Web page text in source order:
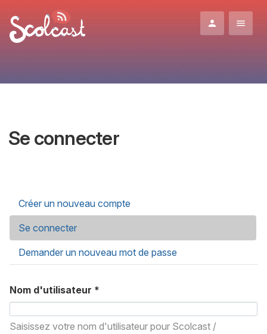
Se connecter
Onglets principaux
Créer un nouveau compte
Se connecter
Demander un nouveau mot de passe
Nom d'utilisateur *
Saisissez votre nom d'utilisateur pour Scolcast /